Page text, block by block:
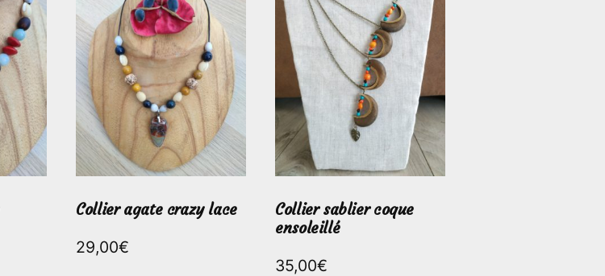
Collier agate crazy lace
29,00€
Collier sablier coque
ensoleillé
35,00€